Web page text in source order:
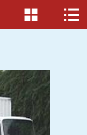
首页
服务项目
服务准则
 